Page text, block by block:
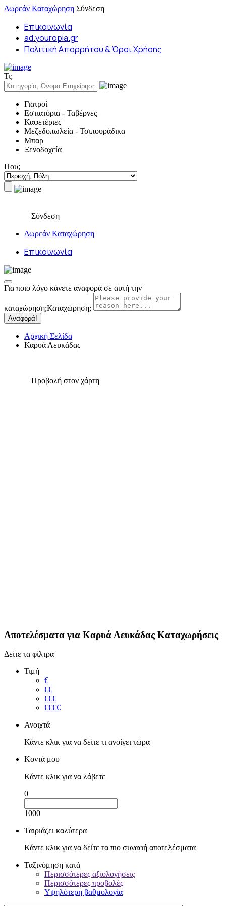
Δωρεάν Καταχώρηση Σύνδεση
Επικοινωνία
ad.youropia.gr
Πολιτική Απορρήτου & Όροι Χρήσης
Τι;
Γιατροί
Εστιατόρια - Ταβέρνες
Καφετέριες
Μεζεδοπωλεία - Τσιπουράδικα
Μπαρ
Ξενοδοχεία
Που;
Σύνδεση
Δωρεάν Καταχώρηση
Επικοινωνία
Για ποιο λόγο κάνετε αναφορά σε αυτή την
καταχώρηση;Καταχώρηση;
Αναφορά!
Αρχική Σελίδα
Καρυά Λευκάδας
Προβολή στον χάρτη
Αποτελέσματα για Καρυά Λευκάδας Καταχωρήσεις
Δείτε τα φίλτρα
Τιμή
€
€€
€€€
€€€€
Ανοιχτά
Κάντε κλικ για να δείτε τι ανοίγει τώρα
Κοντά μου
Κάντε κλικ για να λάβετε
0
1000
Ταιριάζει καλύτερα
Κάντε κλικ για να δείτε τα πιο συναφή αποτελέσματα
Ταξινόμηση κατά
Περισσότερες αξιολογήσεις
Περισσότερες προβολές
Υψηλότερη βαθμολογία